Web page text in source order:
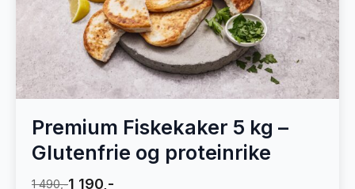
Premium Fiskekaker 5 kg –
Glutenfrie og proteinrike
1 490,-1 190,-